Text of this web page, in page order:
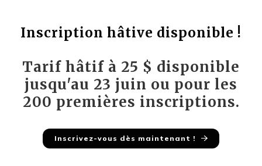
Inscription hâtive disponible !
Tarif hâtif à 25 $ disponible
jusqu'au 23 juin ou pour les
200 premières inscriptions.
Inscrivez-vous dès maintenant !